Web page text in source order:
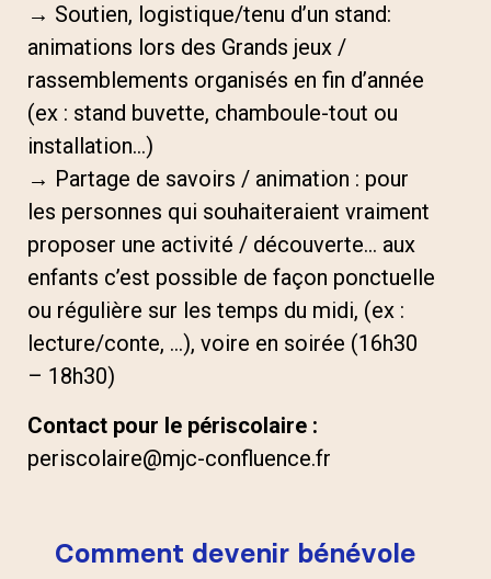
→ Soutien, logistique/tenu d’un stand:
animations lors des Grands jeux /
rassemblements organisés en fin d’année
(ex : stand buvette, chamboule-tout ou
installation…)
→ Partage de savoirs / animation : pour
les personnes qui souhaiteraient vraiment
proposer une activité / découverte… aux
enfants c’est possible de façon ponctuelle
ou régulière sur les temps du midi, (ex :
lecture/conte, …), voire en soirée (16h30
– 18h30)
Contact pour le périscolaire :
periscolaire@mjc-confluence.fr
Comment devenir bénévole